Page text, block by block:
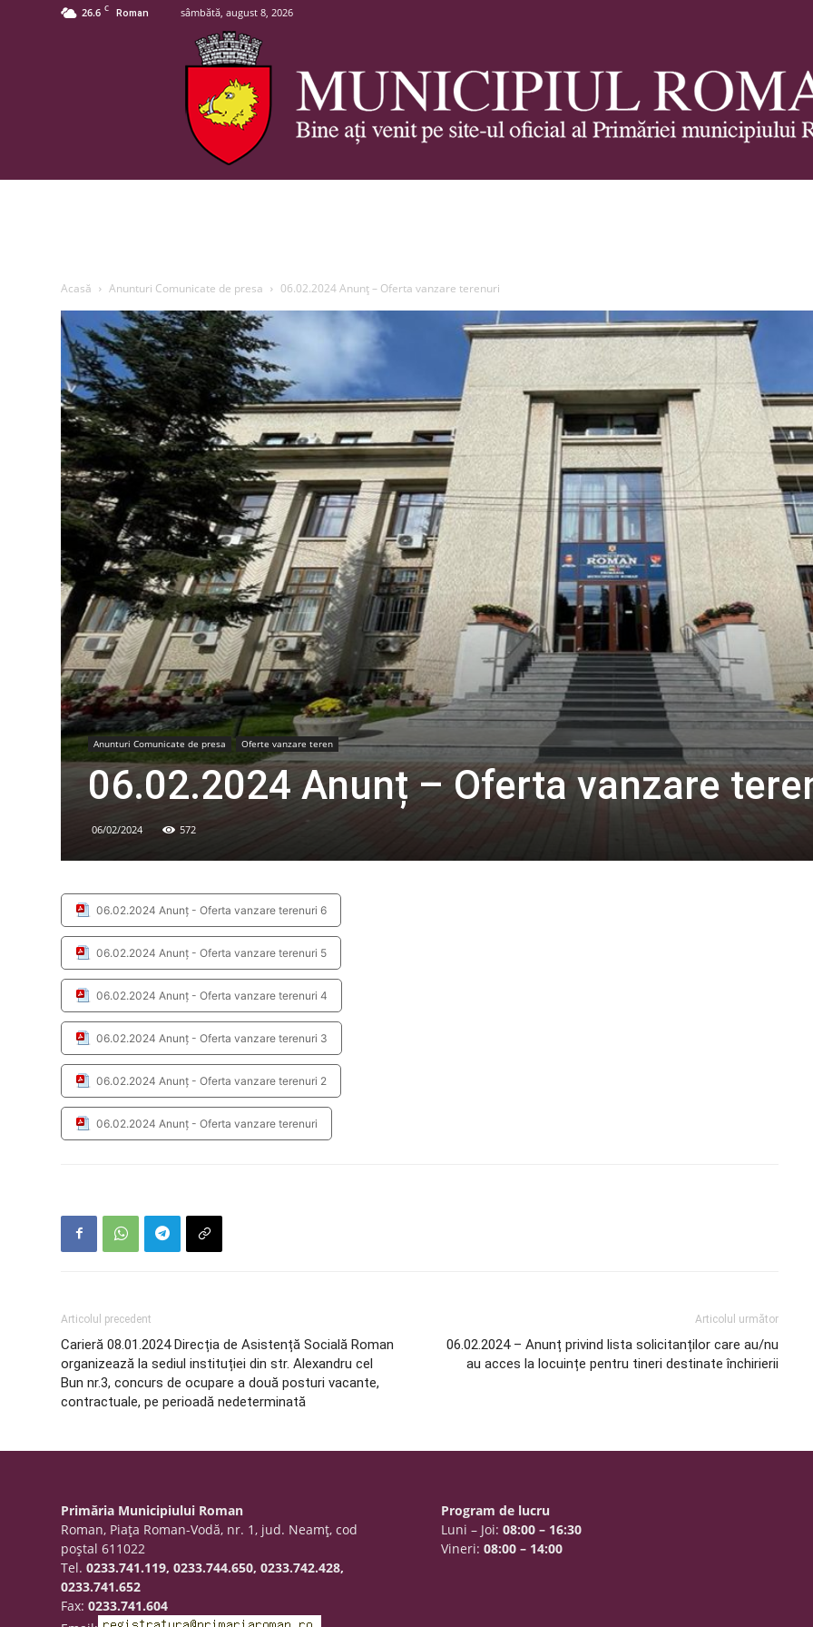
26.6 C Roman sâmbătă, august 8, 2026
Roman
Acasă Anunturi Comunicate de presa 06.02.2024 Anunț – Oferta vanzare terenuri
Anunturi Comunicate de presa Oferte vanzare teren
06.02.2024 Anunț – Oferta vanzare
06/02/2024 572
06.02.2024 Anunț - Oferta vanzare terenuri 6
06.02.2024 Anunț - Oferta vanzare terenuri 5
06.02.2024 Anunț - Oferta vanzare terenuri 4
06.02.2024 Anunț - Oferta vanzare terenuri 3
06.02.2024 Anunț - Oferta vanzare terenuri 2
06.02.2024 Anunț - Oferta vanzare terenuri
Articolul precedent
Carieră 08.01.2024 Direcția de Asistență Socială Roman
organizează la sediul instituției din str. Alexandru cel
Bun nr.3, concurs de ocupare a două posturi vacante,
contractuale, pe perioadă nedeterminată
Articolul următor
06.02.2024 – Anunț privind lista solicitanților care au/nu
au acces la locuințe pentru tineri destinate închirierii
Primăria Municipiului Roman
Roman, Piaţa Roman-Vodă, nr. 1, jud. Neamţ, cod
poştal 611022
Tel.0233.741.119, 0233.744.650, 0233.742.428,
0233.741.652
Fax:0233.741.604
Program de lucru
Luni – Joi:08:00 – 16:30
Vineri:08:00 – 14:00